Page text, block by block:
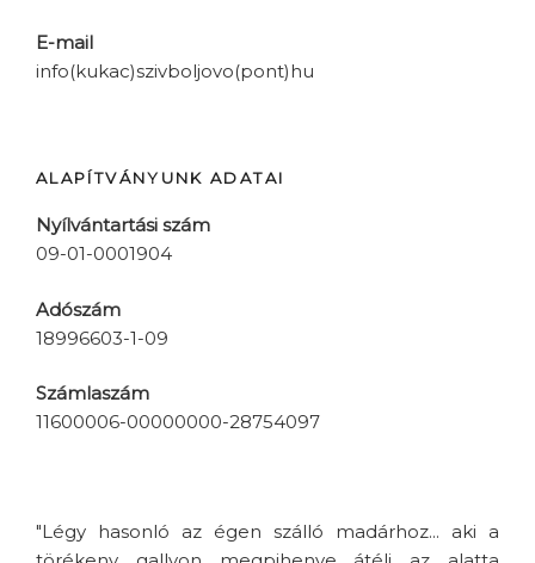
E-mail
info(kukac)szivboljovo(pont)hu
ALAPÍTVÁNYUNK ADATAI
Nyílvántartási szám
09-01-0001904
Adószám
18996603-1-09
Számlaszám
11600006-00000000-28754097
"Légy hasonló az égen szálló madárhoz... aki a